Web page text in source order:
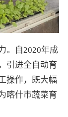
。自2020年成
引进全自动育
操作，既大幅
喀什市蔬菜育